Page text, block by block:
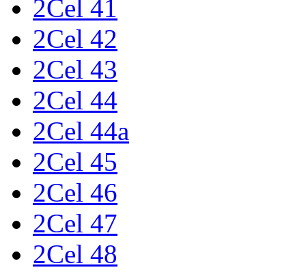
2Cel 41
2Cel 42
2Cel 43
2Cel 44
2Cel 44a
2Cel 45
2Cel 46
2Cel 47
2Cel 48